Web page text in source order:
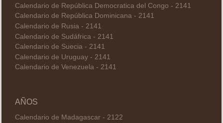
Calendario de República Democratica del Congo - 2141
Calendario de República Dominicana - 2141
Calendario de Rusia - 2141
Calendario de Sudáfrica - 2141
Calendario de Suecia - 2141
Calendario de Uruguay - 2141
Calendario de Venezuela - 2141
AÑOS
Calendario de Madagascar - 2122